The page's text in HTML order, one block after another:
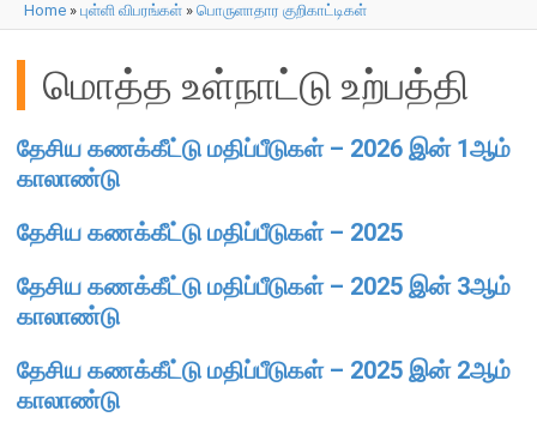
பற்றி
வங்கி பற்றி
பொது நோக்கு
வங்கியின் வரலாறு
தொலைநோக்கு, பணி, பெறுமானம்
குறிக்கோள்கள்
நிறுவன ரீதியான அமைப்பு
நிறுவனக் கட்டமைப்பு
முதன்மை அலுவலர்கள்
You are here
Home » புள்ளி விபரங்கள் » பொருளாதார குறிகாட்டிகள்
மொத்த உள்நாட்டு உற்பத்தி
தேசிய கணக்கீட்டு மதிப்பீடுகள் – 2026 இன் 1ஆம்
காலாண்டு
தேசிய கணக்கீட்டு மதிப்பீடுகள் – 2025
தேசிய கணக்கீட்டு மதிப்பீடுகள் – 2025 இன் 3ஆம்
காலாண்டு
தேசிய கணக்கீட்டு மதிப்பீடுகள் – 2025 இன் 2ஆம்
காலாண்டு